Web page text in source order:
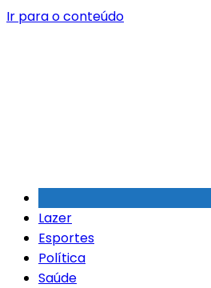
Ir para o conteúdo
Lazer
Esportes
Política
Saúde